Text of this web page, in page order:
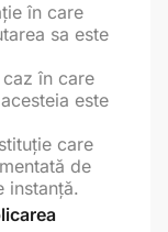
în care
sa este
în care
este
care
de
instanță.